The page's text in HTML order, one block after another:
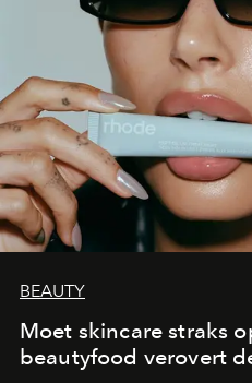
BEAUTY
Moet skincare straks
beautyfood verovert